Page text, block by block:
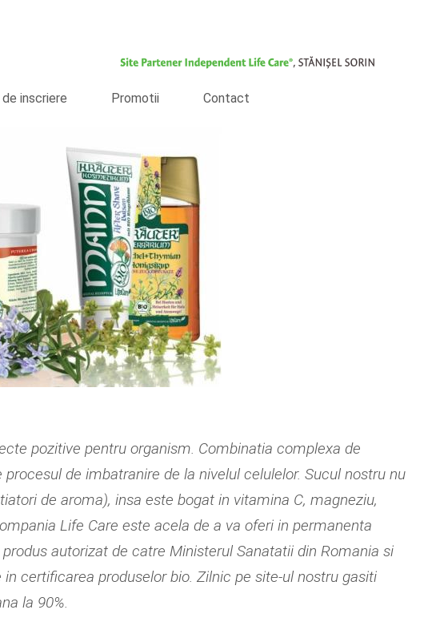
de inscriere Promotii Contact
pozitive pentru organism. Combinatia complexa de
de imbatranire de la nivelul celulelor. Sucul nostru nu
de aroma), insa este bogat in vitamina C, magneziu,
Life Care este acela de a va oferi in permanenta
autorizat de catre Ministerul Sanatatii din Romania si
certificarea produselor bio. Zilnic pe site-ul nostru gasiti
la 90%.